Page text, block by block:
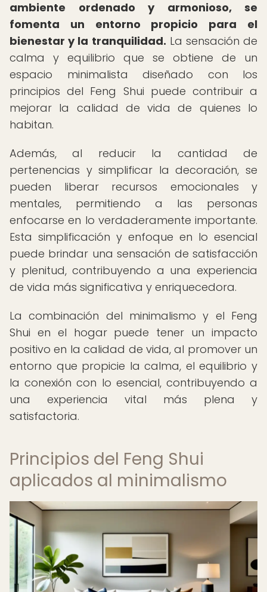
ambiente ordenado y armonioso, se
fomenta un entorno propicio para el
bienestar y la tranquilidad. La sensación de
calma y equilibrio que se obtiene de un
espacio minimalista diseñado con los
principios del Feng Shui puede contribuir a
mejorar la calidad de vida de quienes lo
habitan.
Además, al reducir la cantidad de
pertenencias y simplificar la decoración, se
pueden liberar recursos emocionales y
mentales, permitiendo a las personas
enfocarse en lo verdaderamente importante.
Esta simplificación y enfoque en lo esencial
puede brindar una sensación de satisfacción
y plenitud, contribuyendo a una experiencia
de vida más significativa y enriquecedora.
La combinación del minimalismo y el Feng
Shui en el hogar puede tener un impacto
positivo en la calidad de vida, al promover un
entorno que propicie la calma, el equilibrio y
la conexión con lo esencial, contribuyendo a
una experiencia vital más plena y
satisfactoria.
Principios del Feng Shui
aplicados al minimalismo